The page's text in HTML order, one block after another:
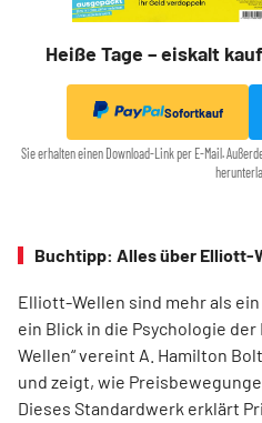
Heiße Tage – eiskalt
Sofortkauf
Sie erhalten einen Download-Link per E-Mail.
Buchtipp: Alles über Elliott-
Elliott-Wellen sind mehr als
ein Blick in die Psychologie
Wellen“ vereint A. Hamilton
und zeigt, wie
Dieses Standardwerk erklärt